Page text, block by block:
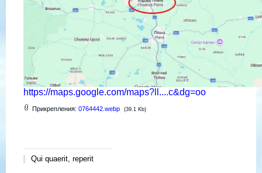
https://maps.google.com/maps?ll....c&dg=oo
Прикрепления: 0764442.webp (39.1 Kb)
Qui quaerit, reperit